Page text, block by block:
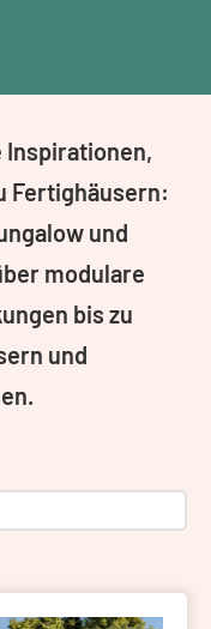
Fertighäusern:
und
modulare
bis zu
und